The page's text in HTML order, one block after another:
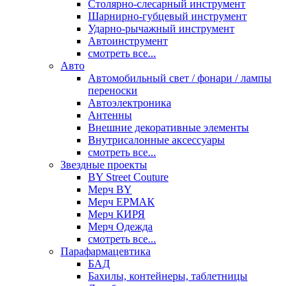
Столярно-слесарный инструмент
Шарнирно-губцевый инструмент
Ударно-рычажный инструмент
Автоинструмент
смотреть все...
Авто
Автомобильный свет / фонари / лампы
переноски
Автоэлектроника
Антенны
Внешние декоративные элементы
Внутрисалонные аксессуары
смотреть все...
Звездные проекты
BY Street Couture
Мерч BY
Мерч ЕРМАК
Мерч КИРЯ
Мерч Одежда
смотреть все...
Парафармацевтика
БАД
Бахилы, контейнеры, таблетницы